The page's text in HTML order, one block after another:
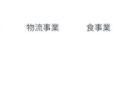
物流事業 食事業